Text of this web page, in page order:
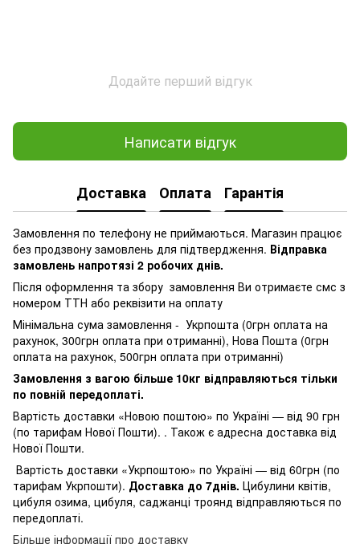
Додайте перший відгук
Написати відгук
Доставка Оплата Гарантія
Замовлення по телефону не приймаються. Магазин працює
без продзвону замовлень для підтвердження. Відправка
замовлень напротязі 2 робочих днів.
Після оформлення та збору замовлення Ви отримаєте смс з
номером ТТН або реквізити на оплату
Мінімальна сума замовлення - Укрпошта (0грн оплата на
рахунок, 300грн оплата при отриманні), Нова Пошта (0грн
оплата на рахунок, 500грн оплата при отриманні)
Замовлення з вагою більше 10кг відправляються тільки
по повній передоплаті.
Вартість доставки «Новою поштою» по Україні — від 90 грн
(по тарифам Нової Пошти). . Також є адресна доставка від
Нової Пошти.
Вартість доставки «Укрпоштою» по Україні — від 60грн (по
тарифам Укрпошти). Доставка до 7днів. Цибулини квітів,
цибуля озима, цибуля, саджанці троянд відправляються по
передоплаті.
Більше інформації про доставку